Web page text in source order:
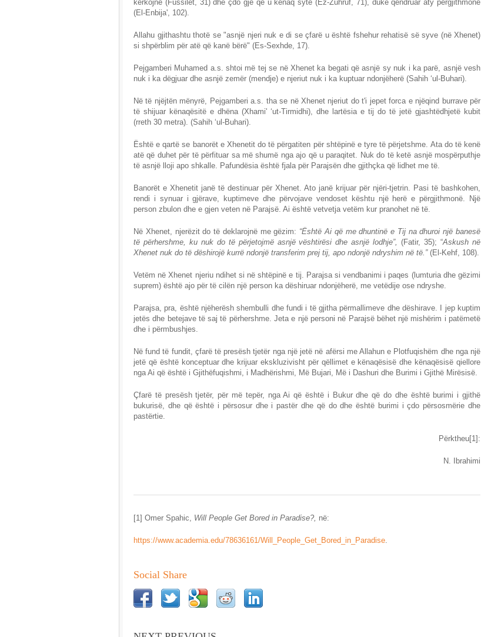
kërkojnë (Fussilet, 31) dhe çdo gjë që u kënaq sytë (Ez-Zuhruf, 71), duke qëndruar aty përgjithmonë
(El-Enbija', 102).
Allahu gjithashtu thotë se "asnjë njeri nuk e di se çfarë u është fshehur rehatisë së syve (në Xhenet)
si shpërblim për atë që kanë bërë" (Es-Sexhde, 17).
Pejgamberi Muhamed a.s. shtoi më tej se në Xhenet ka begati që asnjë sy nuk i ka parë, asnjë vesh
nuk i ka dëgjuar dhe asnjë zemër (mendje) e njeriut nuk i ka kuptuar ndonjëherë (Sahih ‘ul-Buhari).
Në të njëjtën mënyrë, Pejgamberi a.s. tha se në Xhenet njeriut do t'i jepet forca e njëqind burrave për
të shijuar kënaqësitë e dhëna (Xhami' ‘ut-Tirmidhi), dhe lartësia e tij do të jetë gjashtëdhjetë kubit
(rreth 30 metra). (Sahih ‘ul-Buhari).
Është e qartë se banorët e Xhenetit do të përgatiten për shtëpinë e tyre të përjetshme. Ata do të kenë
atë që duhet për të përfituar sa më shumë nga ajo që u paraqitet. Nuk do të ketë asnjë mospërputhje
të asnjë lloji apo shkalle. Pafundësia është fjala për Parajsën dhe gjithçka që lidhet me të.
Banorët e Xhenetit janë të destinuar për Xhenet. Ato janë krijuar për njëri-tjetrin. Pasi të bashkohen,
rendi i synuar i gjërave, kuptimeve dhe përvojave vendoset kështu një herë e përgjithmonë. Një
person zbulon dhe e gjen veten në Parajsë. Ai është vetvetja vetëm kur pranohet në të.
Në Xhenet, njerëzit do të deklarojnë me gëzim: “Është Ai që me dhuntinë e Tij na dhuroi një banesë
të përhershme, ku nuk do të përjetojmë asnjë vështirësi dhe asnjë lodhje”, (Fatir, 35); “Askush në
Xhenet nuk do të dëshirojë kurrë ndonjë transferim prej tij, apo ndonjë ndryshim në të.”(El-Kehf, 108).
Vetëm në Xhenet njeriu ndihet si në shtëpinë e tij. Parajsa si vendbanimi i paqes (lumturia dhe gëzimi
suprem) është ajo për të cilën një person ka dëshiruar ndonjëherë, me vetëdije ose ndryshe.
Parajsa, pra, është njëherësh shembulli dhe fundi i të gjitha përmallimeve dhe dëshirave. I jep kuptim
jetës dhe betejave të saj të përhershme. Jeta e një personi në Parajsë bëhet një mishërim i patëmetë
dhe i përmbushjes.
Në fund të fundit, çfarë të presësh tjetër nga një jetë në afërsi me Allahun e Plotfuqishëm dhe nga një
jetë që është konceptuar dhe krijuar ekskluzivisht për qëllimet e kënaqësisë dhe kënaqësisë qiellore
nga Ai që është i Gjithëfuqishmi, i Madhërishmi, Më Bujari, Më i Dashuri dhe Burimi i Gjithë Mirësisë.
Çfarë të presësh tjetër, për më tepër, nga Ai që është i Bukur dhe që do dhe është burimi i gjithë
bukurisë, dhe që është i përsosur dhe i pastër dhe që do dhe është burimi i çdo përsosmërie dhe
pastërtie.
Përktheu[1]:
N. Ibrahimi
[1] Omer Spahic, Will People Get Bored in Paradise?, në:
https://www.academia.edu/78636161/Will_People_Get_Bored_in_Paradise.
Social Share